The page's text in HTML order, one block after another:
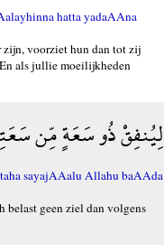
hatta yadaAAna
zijn, voorziet hun dan tot zij
als jullie moeilijkheden
لِيُنفِقْ ذُو سَعَةٍ مِّن
sayajAAalu Allahu baAAda
belast geen ziel dan volgens